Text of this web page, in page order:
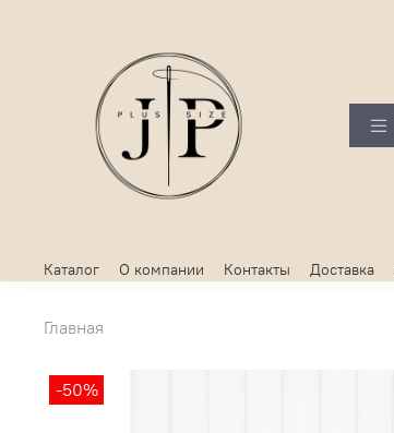
Каталог О компании Контакты Доставка
Главная
-50%